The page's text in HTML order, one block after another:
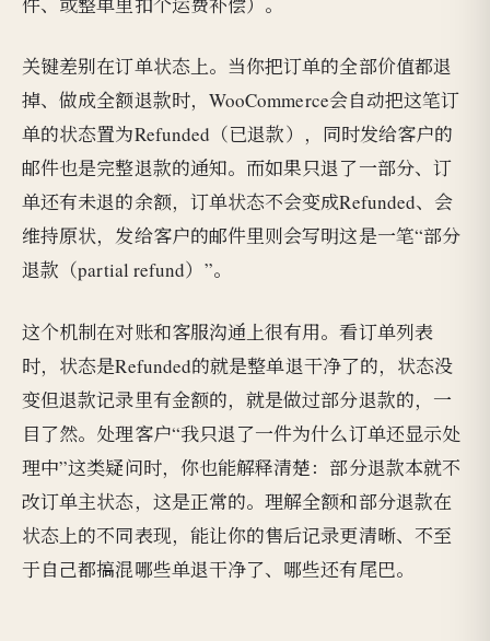
关键差别在订单状态上。当你把订单的全部价值都退
掉、做成全额退款时，WooCommerce会自动把这笔订
单的状态置为Refunded（已退款），同时发给客户的
邮件也是完整退款的通知。而如果只退了一部分、订
单还有未退的余额，订单状态不会变成Refunded、会
维持原状，发给客户的邮件里则会写明这是一笔“部分
退款（partial refund）”。
这个机制在对账和客服沟通上很有用。看订单列表
时，状态是Refunded的就是整单退干净了的，状态没
变但退款记录里有金额的，就是做过部分退款的，一
目了然。处理客户“我只退了一件为什么订单还显示处
理中”这类疑问时，你也能解释清楚：部分退款本就不
改订单主状态，这是正常的。理解全额和部分退款在
状态上的不同表现，能让你的售后记录更清晰、不至
于自己都搞混哪些单退干净了、哪些还有尾巴。